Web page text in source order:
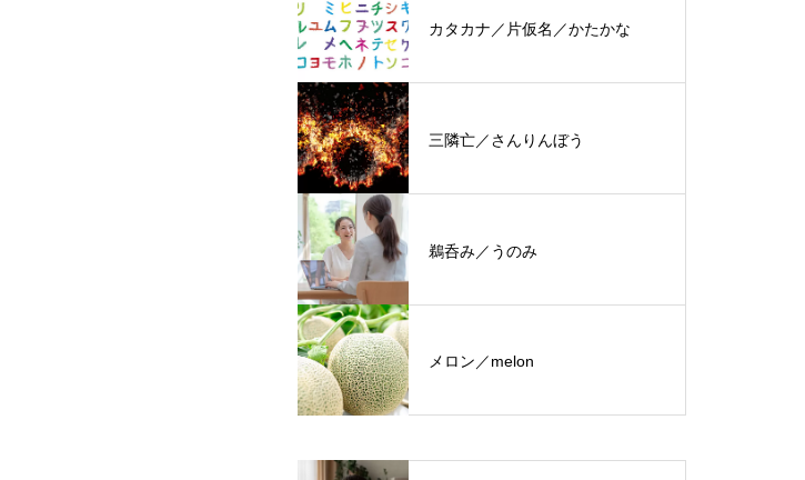
カタカナ／片仮名／かたかな
三隣亡／さんりんぼう
鵜呑み／うのみ
メロン／melon